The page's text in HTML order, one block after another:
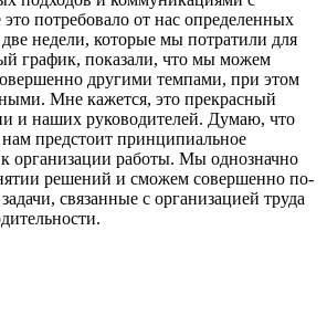
потребовало от нас определенных
недели, которые мы потратили для
график, показали, что мы можем
другими темпами, при этом
Мне кажется, это прекрасный
и наших руководителей. Думаю, что
нам предстоит принципиальное
организации работы. Мы однозначно
решений и сможем совершенно по-
связанные с организацией труда